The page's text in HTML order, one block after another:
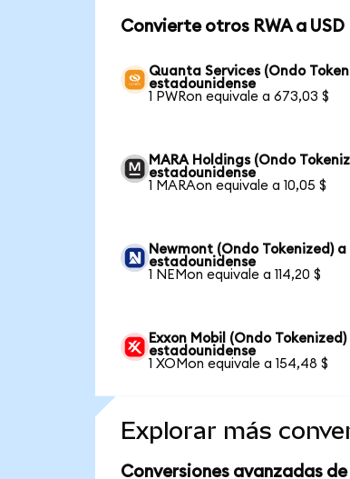
Convierte otros RWA a USD
Quanta Services (Ondo
estadounidense
1 PWRon equivale a 673,03 $
MARA Holdings (Ondo
estadounidense
1 MARAon equivale a 10,05 $
Newmont (Ondo Tokenized) a
estadounidense
1 NEMon equivale a 114,20 $
Exxon Mobil (Ondo
estadounidense
1 XOMon equivale a 154,48 $
Explorar más
Conversiones avanzadas